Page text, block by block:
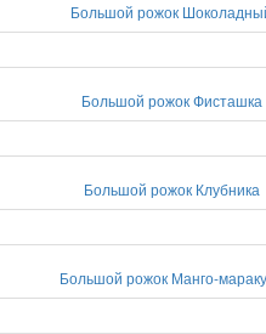
Большой рожок
Большой рожок Фисташка
Большой рожок Клубника
Большой рожок Манго-